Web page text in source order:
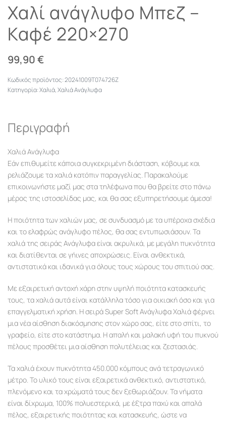
Χαλί ανάγλυφο Μπεζ –
Καφέ 220×270
99,90€
20241009T074726Z
Κατηγορία:Χαλιά,Χαλιά Ανάγλυφα
Περιγραφή
Χαλιά Ανάγλυφα
Εάν επιθυμείτε κάποια συγκεκριμένη διάσταση, κόβουμε και
ρελιάζουμε τα χαλιά κατόπιν παραγγελίας. Παρακαλούμε
επικοινωνήστε μαζί μας στα τηλέφωνα που θα βρείτε στο πάνω
μέρος της ιστοσελίδας μας, και θα σας εξυπηρετήσουμε άμεσα!
Η ποιότητα των χαλιών μας, σε συνδυασμό με τα υπέροχα σχέδια
και το ελαφρώς ανάγλυφο πέλος, θα σας εντυπωσιάσουν. Τα
χαλιά της σειράς Ανάγλυφα είναι ακρυλικά, με μεγάλη πυκνότητα
και διατίθενται σε γήινες αποχρώσεις. Είναι ανθεκτικά,
αντιστατικά και ιδανικά για όλους τους χώρους του σπιτιού σας.
Με εξαιρετική αντοχή χάρη στην υψηλή ποιότητα κατασκευής
τους, τα χαλιά αυτά είναι κατάλληλα τόσο για οικιακή όσο και για
επαγγελματική χρήση. Η σειρά Super Soft Ανάγλυφα Χαλιά φέρνει
μια νέα αίσθηση διακόσμησης στον χώρο σας, είτε στο σπίτι, το
γραφείο, είτε στο κατάστημα. Η απαλή και μαλακή υφή του πυκνού
πέλους προσθέτει μια αίσθηση πολυτέλειας και ζεστασιάς.
Τα χαλιά έχουν πυκνότητα 450.000 κόμπους ανά τετραγωνικό
μέτρο. Το υλικό τους είναι εξαιρετικά ανθεκτικό, αντιστατικό,
πλενόμενο και τα χρώματά τους δεν ξεθωριάζουν. Τα νήματα
είναι δίχρωμα, 100% πολυεστερικά, με έξτρα παχύ και απαλά
πέλος, εξαιρετικής ποιότητας και κατασκευής, ώστε να